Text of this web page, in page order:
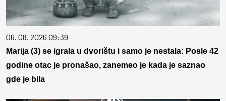
06. 08. 2026 09:39
Marija (3) se igrala u dvorištu i samo je nestala: Posle 42
godine otac je pronašao, zanemeo je kada je saznao
gde je bila